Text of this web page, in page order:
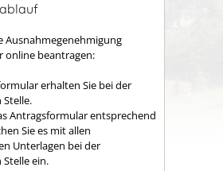
Ausnahmegenehmigung
online beantragen:
erhalten Sie bei der
Antragsformular entsprechend
Sie es mit allen
Unterlagen bei der
ein.